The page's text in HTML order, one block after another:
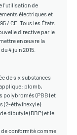
l'utilisation de
électriques et
/ CE. Tous les États
directive par le
en œuvre la
4 juin 2015.
de six substances
plomb,
polybromés (PBB) et
(2-éthylhexyle)
dibutyle (DBP) et le
conformité comme